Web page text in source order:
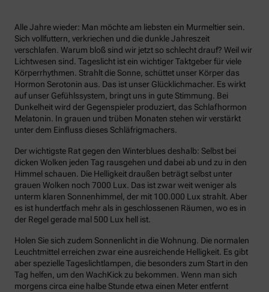
Alle Jahre wieder: Man möchte am liebsten ein Murmeltier sein.
Sich vollfuttern, verkriechen und die dunkle Jahreszeit
verschlafen. Warum bloß sind wir jetzt so schlecht drauf? Weil wir
Lichtwesen sind. Tageslicht ist ein wichtiger Taktgeber für viele
Körperrhythmen. Strahlt die Sonne, schüttet unser Körper das
Hormon Serotonin aus. Das ist unser Glücklichmacher. Es wirkt
auf unser Gefühlssystem, bringt uns in gute Stimmung. Bei
Dunkelheit wird der Gegenspieler produziert, das Schlafhormon
Melatonin. In grauen und trüben Monaten stehen wir verstärkt
unter dem Einfluss dieses Schläfrigmachers.
Der wichtigste Rat gegen den Winterblues deshalb: Selbst bei
dicken Wolken jeden Tag rausgehen und dabei ab und zu in den
Himmel schauen. Die Helligkeit draußen beträgt selbst unter
grauen Wolken noch 7000 Lux. Das ist zwar weit weniger als
unterm klaren Sonnenhimmel, der mit 100.000 Lux strahlt. Aber
es ist hundertfach mehr als in geschlossenen Räumen, wo es in
der Regel gerade mal 500 Lux hell ist.
Holen Sie sich zudem Sonnenlicht in die Wohnung. Die normalen
Leuchtmittel erreichen zwar eine ausreichende Helligkeit. Es gibt
aber spezielle Tageslichtlampen, die besonders zum Start in den
Tag helfen, um den WachKick zu bekommen. Wenn man sich
morgens circa eine halbe Stunde etwa einen Meter entfernt